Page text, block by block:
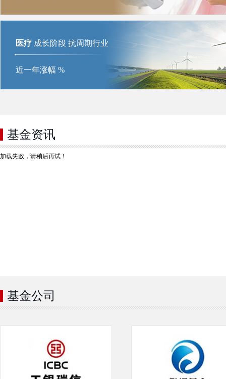
医疗 成长阶段 抗周期行业
近一年涨幅 %
基金资讯
加载失败，请稍后再试！
基金公司